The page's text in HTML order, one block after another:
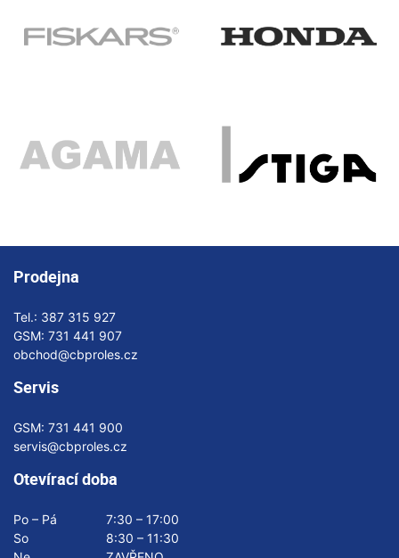
Prodejna
Tel.: 387 315 927
GSM: 731 441 907
obchod@cbproles.cz
Servis
GSM: 731 441 900
servis@cbproles.cz
Otevírací doba
Po – Pá
7:30 – 17:00
So
8:30 – 11:30